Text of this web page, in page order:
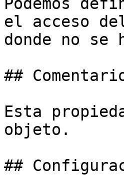
el acceso
donde no se
##
Esta
objeto.
##